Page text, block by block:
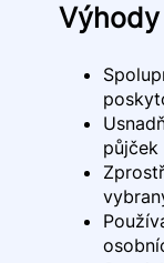
půjček